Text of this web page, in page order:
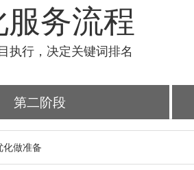
务流程
执行，决定关键词排名
第二阶段
化做准备